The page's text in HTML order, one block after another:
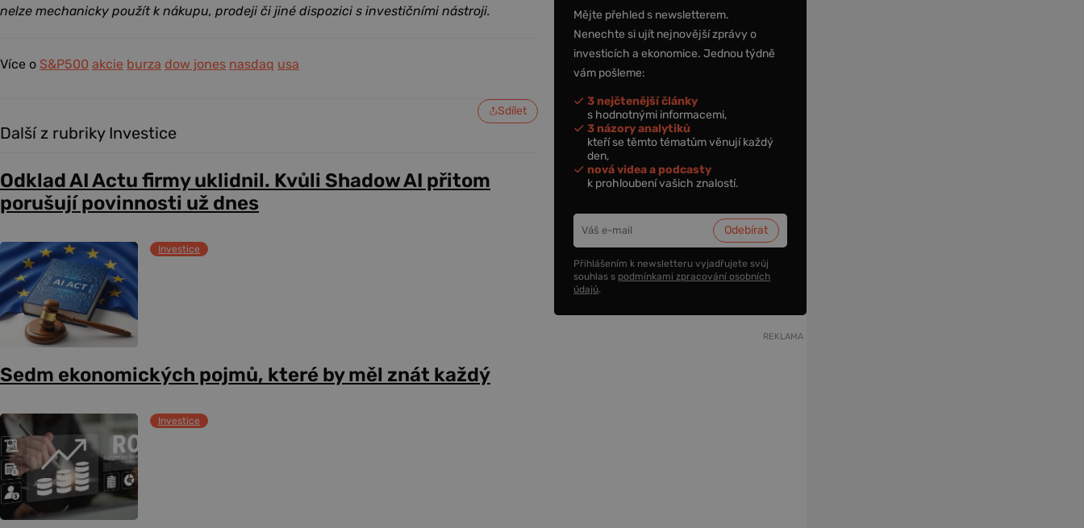
nelze mechanicky použít k nákupu, prodeji či jiné dispozici s investičními nástroji.
Více o S&P500 akcie burza dow jones nasdaq usa
Sdílet
Další z rubriky Investice
Odklad AI Actu firmy uklidnil. Kvůli Shadow AI přitom
porušují povinnosti už dnes
Investice
Sedm ekonomických pojmů, které by měl znát každý
Investice
Mějte přehled s newsletterem.
Nenechte si ujít nejnovější zprávy o
investicích a ekonomice. Jednou týdně
vám pošleme:
3 nejčtenější články
s hodnotnými informacemi,
3 názory analytiků
kteří se těmto tématům věnují každý
den,
nová videa a podcasty
k prohloubení vašich znalostí.
Přihlášením k newsletteru vyjadřujete svůj
souhlas s podmínkami zpracování osobních
údajů.
REKLAMA